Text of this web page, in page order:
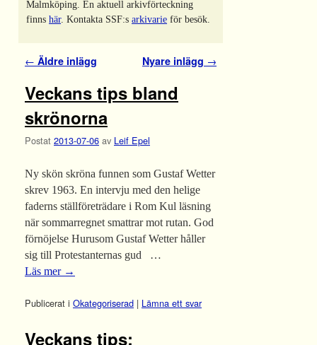
Malmköping. En aktuell arkivförteckning
finnshär. Kontakta SSF:sarkivarie för besök.
Inläggsnavigering
← Äldre inlägg Nyare inlägg →
Veckans tips bland
skrönorna
Postat 2013-07-06 av Leif Epel
Ny skön skröna funnen som Gustaf Wetter
skrev 1963. En intervju med den helige
faderns ställföreträdare i Rom Kul läsning
när sommarregnet smattrar mot rutan. God
förnöjelse Hurusom Gustaf Wetter håller
sig till Protestanternas gud …
Läs mer →
Publicerat i Okategoriserad | Lämna ett svar
Veckans tips: